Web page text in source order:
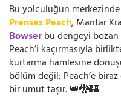
Bu yolculuğun
Prenses Peach, Mantar
Bowserbu dengeyi bozan
Peach’i kaçırmasıyla
kurtarma hamlesine
bölüm değil; Peach’e
bir umut taşır. 👑🐉🏰